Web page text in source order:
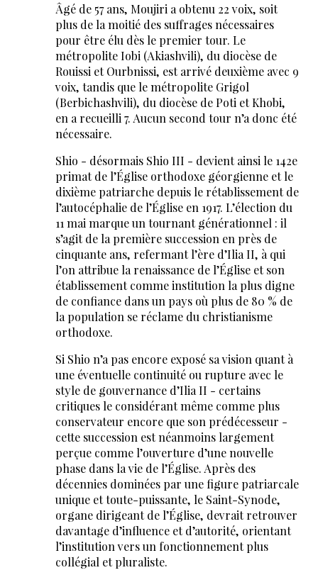
Âgé de 57 ans, Moujiri a obtenu 22 voix, soit
plus de la moitié des suffrages nécessaires
pour être élu dès le premier tour. Le
métropolite Iobi (Akiashvili), du diocèse de
Rouissi et Ourbnissi, est arrivé deuxième avec 9
voix, tandis que le métropolite Grigol
(Berbichashvili), du diocèse de Poti et Khobi,
en a recueilli 7. Aucun second tour n’a donc été
nécessaire.
Shio - désormais Shio III - devient ainsi le 142e
primat de l’Église orthodoxe géorgienne et le
dixième patriarche depuis le rétablissement de
l’autocéphalie de l’Église en 1917. L’élection du
11 mai marque un tournant générationnel : il
s’agit de la première succession en près de
cinquante ans, refermant l’ère d’Ilia II, à qui
l’on attribue la renaissance de l’Église et son
établissement comme institution la plus digne
de confiance dans un pays où plus de 80 % de
la population se réclame du christianisme
orthodoxe.
Si Shio n’a pas encore exposé sa vision quant à
une éventuelle continuité ou rupture avec le
style de gouvernance d’Ilia II - certains
critiques le considérant même comme plus
conservateur encore que son prédécesseur -
cette succession est néanmoins largement
perçue comme l’ouverture d’une nouvelle
phase dans la vie de l’Église. Après des
décennies dominées par une figure patriarcale
unique et toute-puissante, le Saint-Synode,
organe dirigeant de l’Église, devrait retrouver
davantage d’influence et d’autorité, orientant
l’institution vers un fonctionnement plus
collégial et pluraliste.